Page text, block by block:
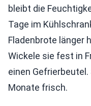
bleibt die
Tage im
Fladenbrote länger
Wickele sie fest in
einen
Monate frisch.